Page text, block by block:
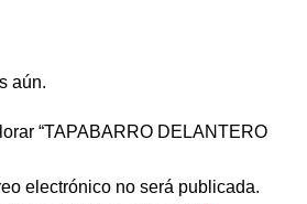
aún.
“TAPABARRO DELANTERO
electrónico no será publicada.